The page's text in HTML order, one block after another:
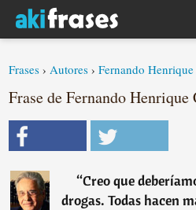
Frases ›Autores ›Fernando
Frase de Fernando Henrique
“Creo que
drogas. Todas hacen